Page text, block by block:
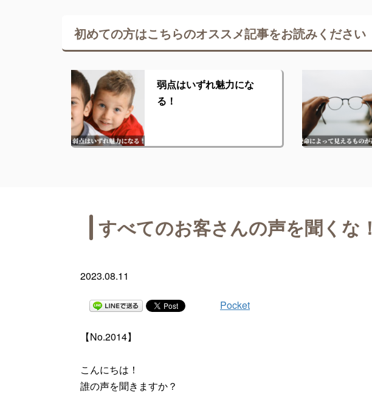
初めての方はこちらのオススメ記事をお読みください
弱点はいずれ魅力にな
る！
すべてのお客さんの声を聞くな！
2023.08.11
Pocket
【No.2014】
こんにちは！
誰の声を聞きますか？